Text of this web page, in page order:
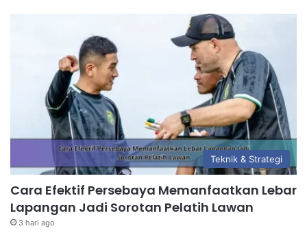
Teknik & Strategi
Cara Efektif Persebaya Memanfaatkan Lebar
Lapangan Jadi Sorotan Pelatih Lawan
3 hari ago